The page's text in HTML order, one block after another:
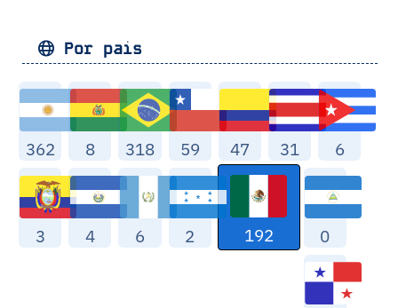
Por pais
362 8 318 59 47 31 6
3 4 6 2 192 0